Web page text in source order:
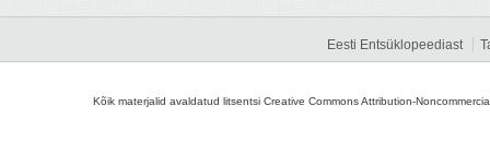
Eesti Entsüklopeediast
Kõik materjalid avaldatud litsentsi Creative Commons Attribution-